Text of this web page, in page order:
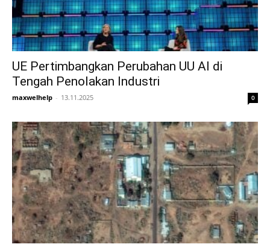
UE Pertimbangkan Perubahan UU AI di
Tengah Penolakan Industri
maxwelhelp - 13.11.2025 0